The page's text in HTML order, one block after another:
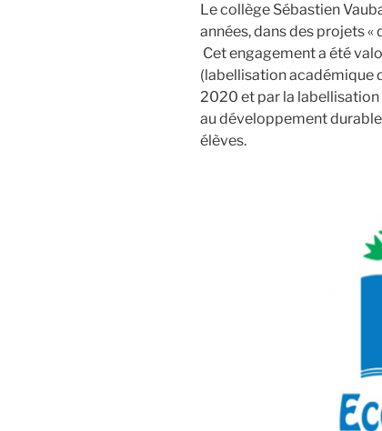
Le collège Sébastien
années, dans des projets
Cet engagement a été
(labellisation académique
2020 et par la
au développement
élèves.